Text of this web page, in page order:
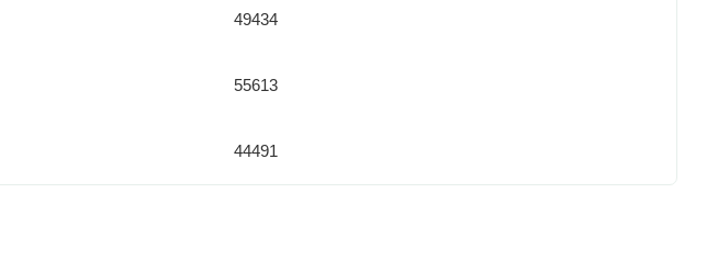
49434
55613
44491